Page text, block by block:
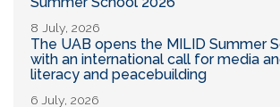
8 July, 2026
The UAB opens the MILID Summer
with an international call for media
literacy and peacebuilding
6 July, 2026